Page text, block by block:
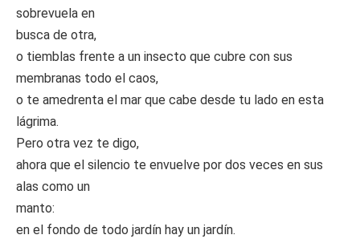
sobrevuela en
busca de otra,
o tiemblas frente a un insecto que cubre con sus
membranas todo el caos,
o te amedrenta el mar que cabe desde tu lado en esta
lágrima.
Pero otra vez te digo,
ahora que el silencio te envuelve por dos veces en sus
alas como un
manto:
en el fondo de todo jardín hay un jardín.